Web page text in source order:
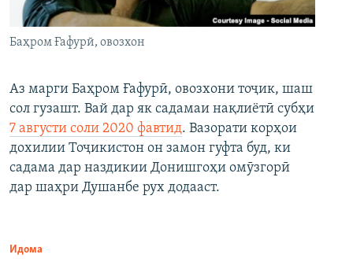
Баҳром Ғафурӣ, овозхон
Аз марги Баҳром Ғафурӣ, овозхони тоҷик, шаш
сол гузашт. Вай дар як садамаи нақлиётӣ субҳи
7 августи соли 2020 фавтид. Вазорати корҳои
дохилии Тоҷикистон он замон гуфта буд, ки
садама дар наздикии Донишгоҳи омӯзгорӣ
дар шаҳри Душанбе рух додааст.
Идома